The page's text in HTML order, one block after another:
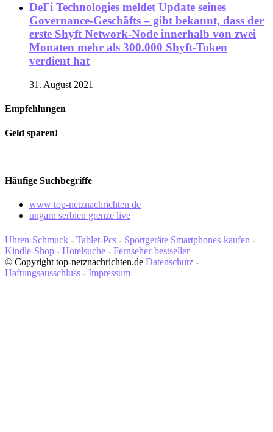
DeFi Technologies meldet Update seines
Governance-Geschäfts – gibt bekannt, dass der
erste Shyft Network-Node innerhalb von zwei
Monaten mehr als 300.000 Shyft-Token
verdient hat
31. August 2021
Empfehlungen
Geld sparen!
Häufige Suchbegriffe
www top-netznachrichten de
ungarn serbien grenze live
Uhren-Schmuck - Tablet-Pcs - Sportgeräte Smartphones-kaufen -
Kindle-Shop - Hotelsuche - Fernseher-bestseller
© Copyright top-netznachrichten.de Datenschutz -
Haftungsausschluss - Impressum